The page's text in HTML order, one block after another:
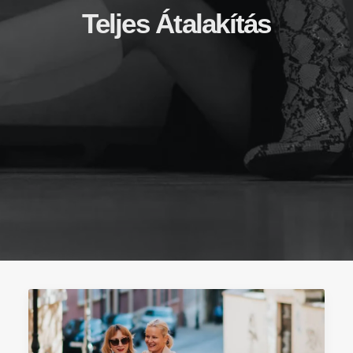
Keresés
Teljes Átalakítás